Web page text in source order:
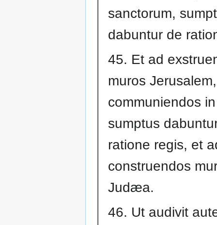
sanctorum,
dabuntur de
45. Et ad
muros
communiendos
sumptus
ratione regis, et
construendos
Judæa.
46. Ut audivit